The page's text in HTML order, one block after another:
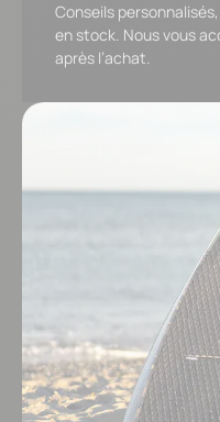
Conseils
en stock. Nous vous
après l’achat.